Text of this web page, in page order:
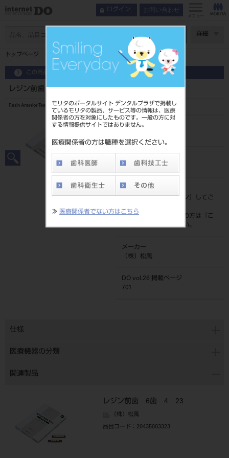
モリタのポータルサイト デンタルプラザで掲載し
ているモリタの製品、サービス等の情報は、医療
関係者の方を対象にしたものです。一般の方に対
する情報提供サイトではありません。
医療関係者の方は職種を選択ください。
≫ 医療関係者でない方はこちら
ログイン お問い合わせ
メニュー
詳細
トップページ レジン前歯 6歯 B2 514
この商品に関するお問い合わせ
レジン前歯 6歯 B2 514
Resin Anterior Teeth
品目コード
4548162143037
標準価格
価格の確認は『ログイン
』してご
ネット会員登録がまだの方は『
こ
ちら』より登録ください。
メーカー
（株）松風
DO vol.26 掲載ページ
701
仕様
医療機器の分類
関連製品
レジン前歯 6歯 4 23
（株）松風
品目コード ：20435003323